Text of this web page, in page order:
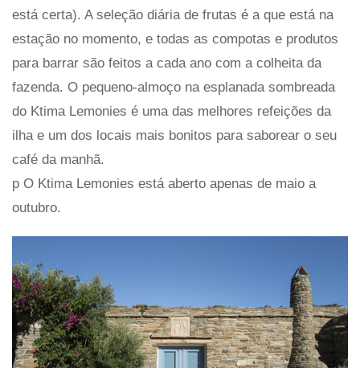
está certa). A seleção diária de frutas é a que está na
estação no momento, e todas as compotas e produtos
para barrar são feitos a cada ano com a colheita da
fazenda. O pequeno-almoço na esplanada sombreada
do Ktima Lemonies é uma das melhores refeições da
ilha e um dos locais mais bonitos para saborear o seu
café da manhã.
p O Ktima Lemonies está aberto apenas de maio a
outubro.